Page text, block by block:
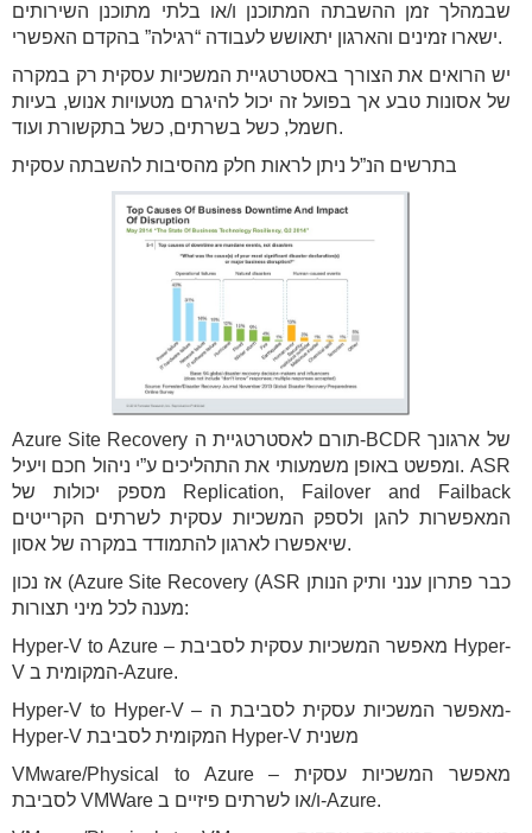
שבמהלך זמן ההשבתה המתוכנן ו/או בלתי מתוכנן השירותים
ישארו זמינים והארגון יתאושש לעבודה “רגילה” בהקדם האפשרי.
יש הרואים את הצורך באסטרטגיית המשכיות עסקית רק במקרה
של אסונות טבע אך בפועל זה יכול להיגרם מטעויות אנוש, בעיות
חשמל, כשל בשרתים, כשל בתקשורת ועוד.
בתרשים הנ”ל ניתן לראות חלק מהסיבות להשבתה עסקית
Azure Site Recovery תורם לאסטרטגיית ה-BCDR של ארגונך
ומפשט באופן משמעותי את התהליכים ע”י ניהול חכם ויעיל. ASR
מספק יכולות של Replication, Failover and Failback
המאפשרות להגן ולספק המשכיות עסקית לשרתים הקרייטים
שיאפשרו לארגון להתמודד במקרה של אסון.
אז נכון (Azure Site Recovery (ASR כבר פתרון ענני ותיק הנותן
מענה לכל מיני תצורות:
Hyper-V to Azure – מאפשר המשכיות עסקית לסביבת Hyper-
V המקומית ב-Azure.
Hyper-V to Hyper-V – מאפשר המשכיות עסקית לסביבת ה-
Hyper-V המקומית לסביבת Hyper-V משנית
VMware/Physical to Azure – מאפשר המשכיות עסקית
לסביבת VMWare ו/או לשרתים פיזיים ב-Azure.